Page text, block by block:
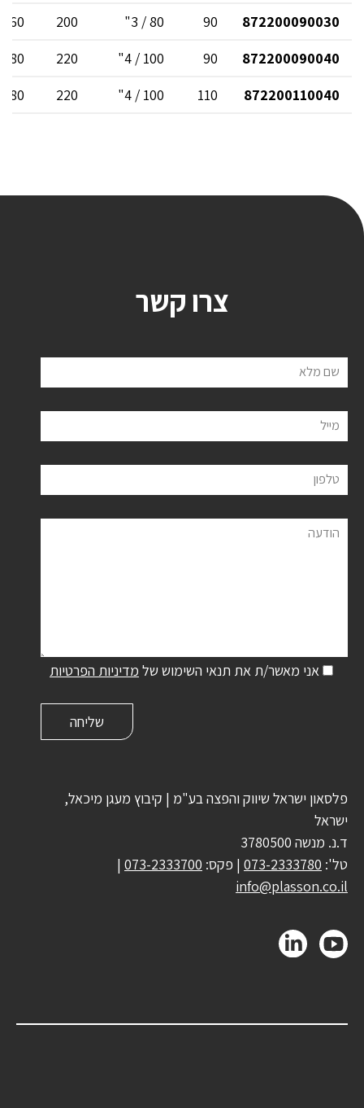
872200090030
90
80 / 3"
200
160
872200090040
90
100 / 4"
220
180
872200110040
110
100 / 4"
220
180
צרו קשר
שם מלא
מייל
טלפון
הודעה
אני מאשר/ת את תנאי השימוש של מדיניות הפרטיות
פלסאון ישראל שיווק והפצה בע"מ | קיבוץ מעגן מיכאל,
ישראל
ד.נ. מנשה 3780500
טל': 073-2333780 | פקס: 073-2333700
|
info@plasson.co.il